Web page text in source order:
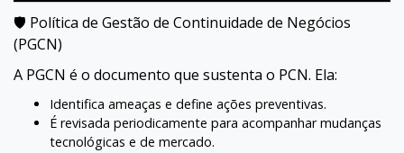
🛡 Política de Gestão de Continuidade de Negócios
(PGCN)
A PGCN é o documento que sustenta o PCN. Ela:
Identifica ameaças e define ações preventivas.
É revisada periodicamente para acompanhar mudanças
tecnológicas e de mercado.